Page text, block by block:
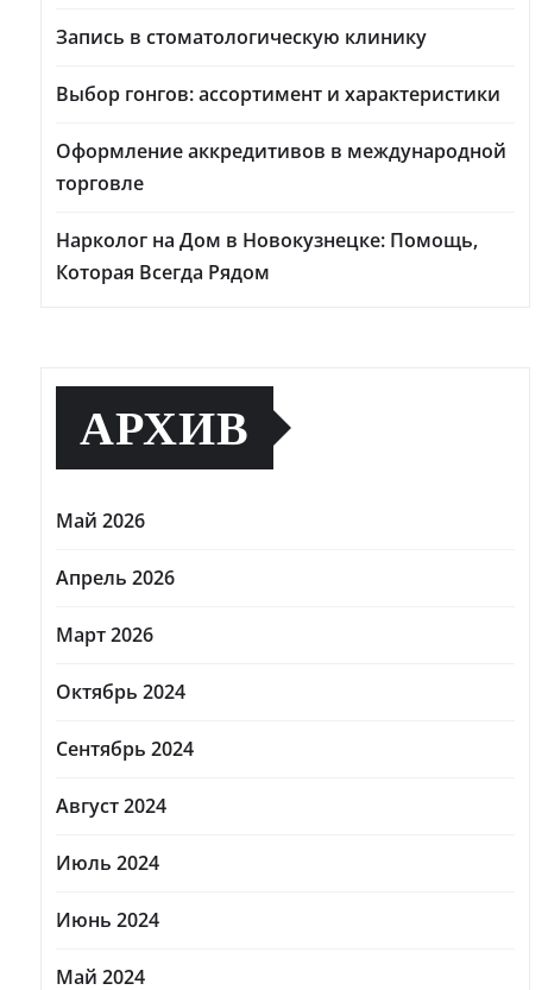
Запись в стоматологическую клинику
Выбор гонгов: ассортимент и характеристики
Оформление аккредитивов в международной
торговле
Нарколог на Дом в Новокузнецке: Помощь,
Которая Всегда Рядом
АРХИВ
Май 2026
Апрель 2026
Март 2026
Октябрь 2024
Сентябрь 2024
Август 2024
Июль 2024
Июнь 2024
Май 2024